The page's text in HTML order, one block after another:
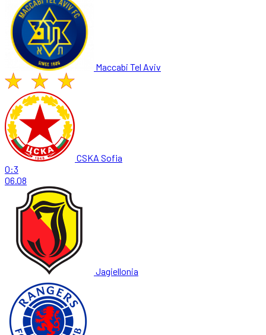
Maccabi Tel Aviv
CSKA Sofia
0:3
06.08
Jagiellonia